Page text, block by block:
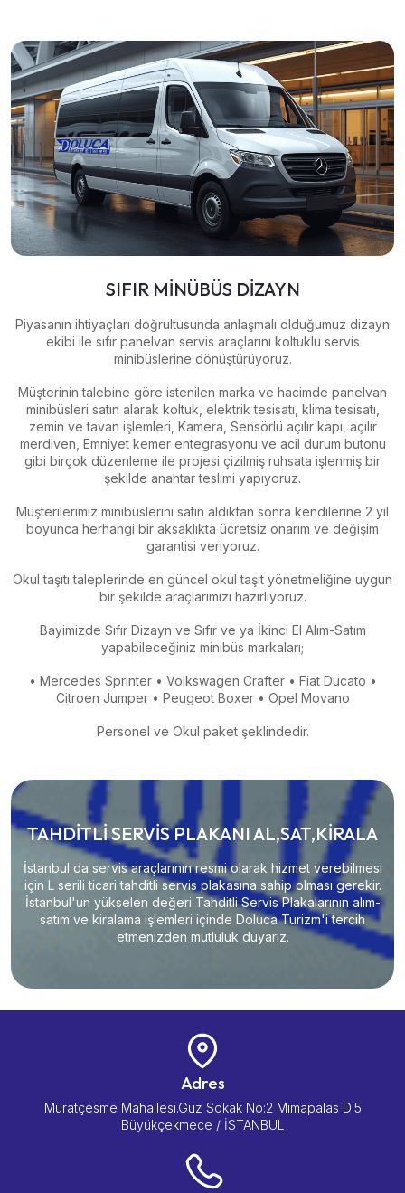
SIFIR MİNÜBÜS DİZAYN
Piyasanın ihtiyaçları doğrultusunda anlaşmalı olduğumuz dizayn
ekibi ile sıfır panelvan servis araçlarını koltuklu servis
minibüslerine dönüştürüyoruz.
Müşterinin talebine göre istenilen marka ve hacimde panelvan
minibüsleri satın alarak koltuk, elektrik tesisatı, klima tesisatı,
zemin ve tavan işlemleri, Kamera, Sensörlü açılır kapı, açılır
merdiven, Emniyet kemer entegrasyonu ve acil durum butonu
gibi birçok düzenleme ile projesi çizilmiş ruhsata işlenmiş bir
şekilde anahtar teslimi yapıyoruz.
Müşterilerimiz minibüslerini satın aldıktan sonra kendilerine 2 yıl
boyunca herhangi bir aksaklıkta ücretsiz onarım ve değişim
garantisi veriyoruz.
Okul taşıtı taleplerinde en güncel okul taşıt yönetmeliğine uygun
bir şekilde araçlarımızı hazırlıyoruz.
Bayimizde Sıfır Dizayn ve Sıfır ve ya İkinci El Alım-Satım
yapabileceğiniz minibüs markaları;
• Mercedes Sprinter• Volkswagen Crafter• Fiat Ducato •
Citroen Jumper• Peugeot Boxer• Opel Movano
Personel ve Okul paket şeklindedir.
TAHDİTLİ SERVİS PLAKANI AL,SAT,KİRALA
İstanbul da servis araçlarının resmi olarak hizmet verebilmesi
için L serili ticari tahditli servis plakasına sahip olması gerekir.
İstanbul'un yükselen değeri Tahditli Servis Plakalarının alım-
satım ve kiralama işlemleri içinde Doluca Turizm'i tercih
etmenizden mutluluk duyarız.
Adres
Muratçesme Mahallesi.Güz Sokak No:2 Mimapalas D:5
Büyükçekmece / İSTANBUL